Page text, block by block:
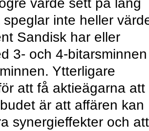
värde sett på lång
inte heller
Sandisk har eller
3- och 4-bitarsminnen
Ytterligare
att få aktieägarna att
är att affären kan
synergieffekter och att